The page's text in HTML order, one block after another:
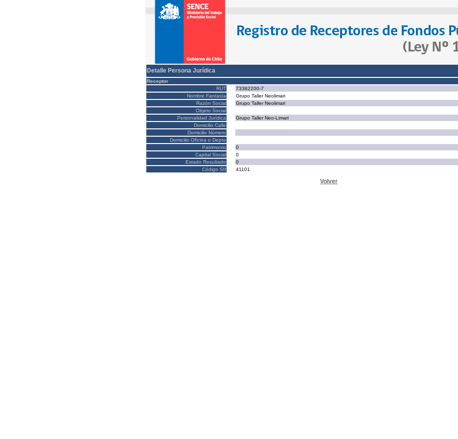
Detalle Persona Jurídica
Receptor
RUT
73382200-7
Nombre Fantasía
Grupo Taller Neolimari
Razón Social
Grupo Taller Neolimari
Objeto Social
Personalidad Jurídica
Grupo Taller Neo-Limari
Domicilio Calle
Domicilio Número
Domicilio Oficina o Depto
Patrimonio
0
Capital Social
0
Estado Resultado
0
Código SII
41101
Volver